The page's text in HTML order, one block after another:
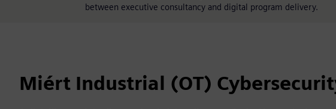
between executive consultancy and digital program delivery.
Miért Industrial (OT)